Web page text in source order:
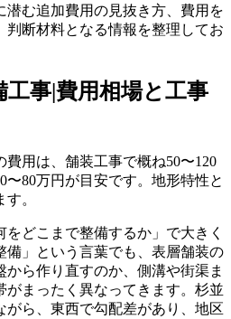
潜む追加費用の見抜き方、費用を
判断材料となる情報を整理してお
事|費用相場と工事
用は、舗装工事で概ね50〜120
80万円が目安です。地形特性と
。
どこまで整備するか」で大きく
備」という言葉でも、表層舗装の
ら作り直すのか、側溝や街渠ま
がまったく異なってきます。杉並
がら、東西で勾配差があり、地区